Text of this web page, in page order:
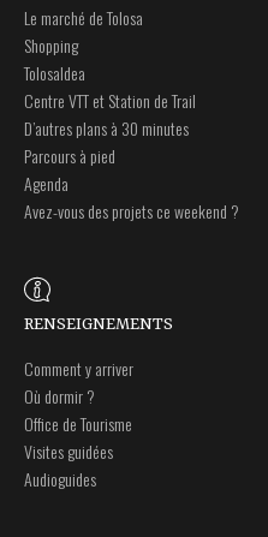
Le marché de Tolosa
Shopping
Tolosaldea
Centre VTT et Station de Trail
D’autres plans à 30 minutes
Parcours à pied
Agenda
Avez-vous des projets ce weekend ?
RENSEIGNEMENTS
Comment y arriver
Où dormir ?
Office de Tourisme
Visites guidées
Audioguides